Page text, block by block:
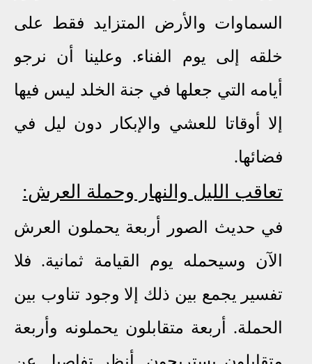
السماوات والأرض المتزايد فقط على
خلقه إلى يوم الفناء. وعلينا أن نرجو
أيامه التي جعلها في جنة الخلد ليس فيها
إلا أوقاتا للعشي والإبكار دون ليل في
فضائها.
تعاقب الليل والنهار وحملة العرش:
في حديث الصور أربعة يحملون العرش
الآن وسيحمله يوم القيامة ثمانية. فلا
تفسير يجمع بين ذلك إلا وجود تناوب بين
الحملة. أربعة متقابلون يحملونه وأربعة